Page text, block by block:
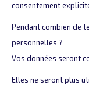
consentement
Pendant combien de
personnelles ?
Vos données seront
Elles ne seront plus